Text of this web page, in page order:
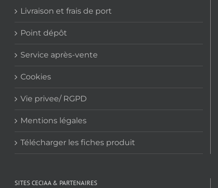
Livraison et frais de port
Point dépôt
Service après-vente
Cookies
Vie privee/ RGPD
Mentions légales
Télécharger les fiches produit
SITES CECIAA & PARTENAIRES